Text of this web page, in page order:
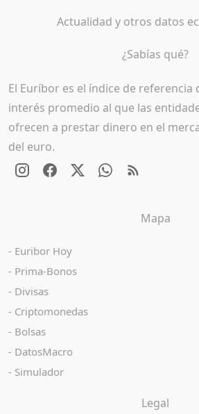
Actualidad y otros datos
Mapa
Euribor Hoy
Prima-Bonos
Divisas
Criptomonedas
Bolsas
DatosMacro
Simulador
Legal
¿Sabías qué?
El Euríbor es el índice de referencia
interés promedio al que las
ofrecen a prestar dinero en el
del euro.